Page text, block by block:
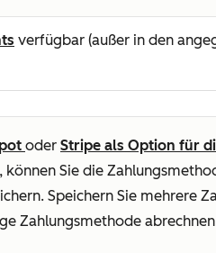
verfügbar (außer in den
oder Stripe als Option für
Sie die
Speichern Sie mehrere
Zahlungsmethode